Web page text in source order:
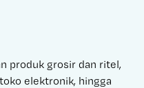
produk grosir dan ritel,
elektronik, hingga